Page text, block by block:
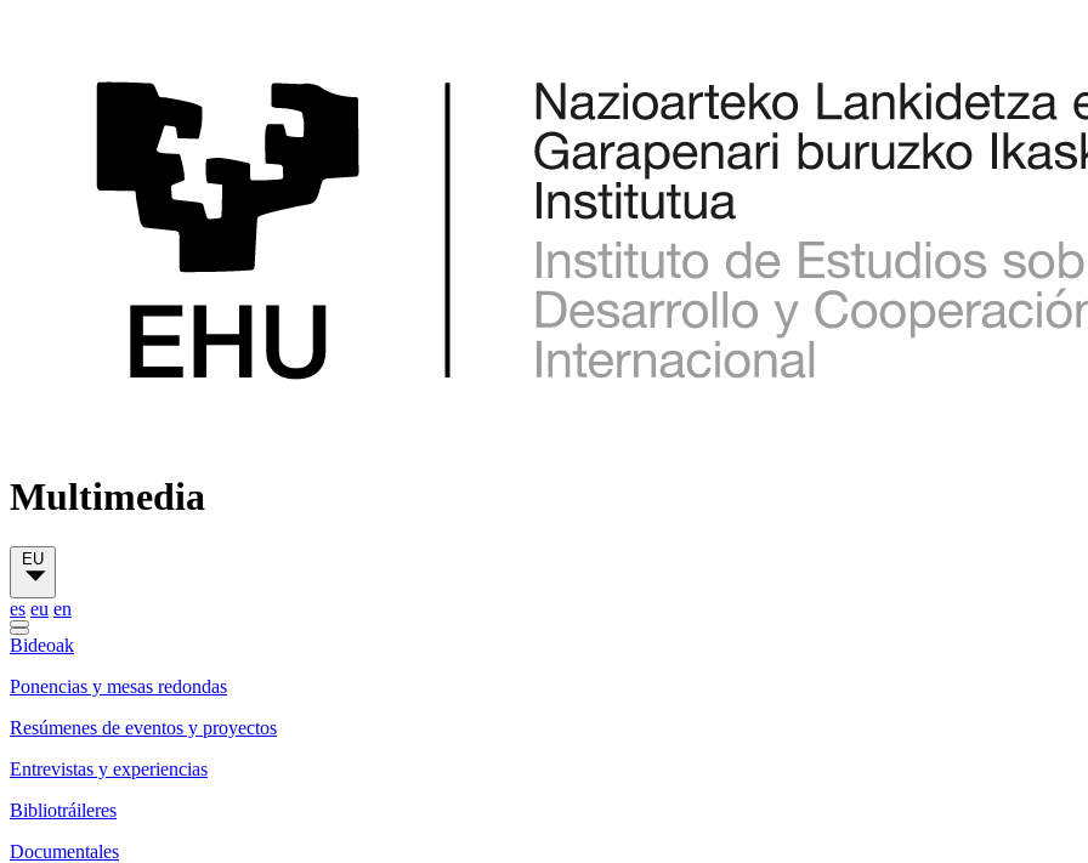
Multimedia
EU
es eu en
Bideoak
Ponencias y mesas redondas
Resúmenes de eventos y proyectos
Entrevistas y experiencias
Bibliotráileres
Documentales